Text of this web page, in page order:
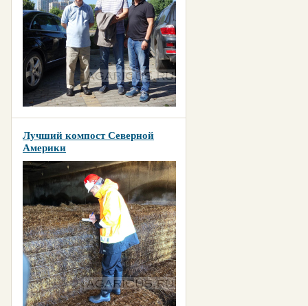
Лучший компост Северной
Америки